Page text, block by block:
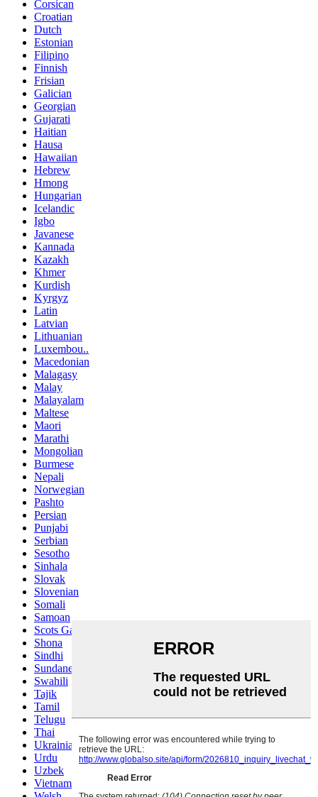
Corsican
Croatian
Dutch
Estonian
Filipino
Finnish
Frisian
Galician
Georgian
Gujarati
Haitian
Hausa
Hawaiian
Hebrew
Hmong
Hungarian
Icelandic
Igbo
Javanese
Kannada
Kazakh
Khmer
Kurdish
Kyrgyz
Latin
Latvian
Lithuanian
Luxembou..
Macedonian
Malagasy
Malay
Malayalam
Maltese
Maori
Marathi
Mongolian
Burmese
Nepali
Norwegian
Pashto
Persian
Punjabi
Serbian
Sesotho
Sinhala
Slovak
Slovenian
Somali
Samoan
Scots Gaelic
Shona
Sindhi
Sundanese
Swahili
Tajik
Tamil
Telugu
Thai
Ukrainian
Urdu
Uzbek
Vietnamese